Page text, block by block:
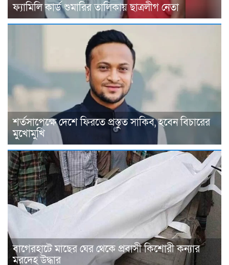
ফ্যামিলি কার্ড শুমারির তালিকায় ছাত্রলীগ নেতা
শর্তসাপেক্ষে দেশে ফিরতে প্রস্তুত সাকিব, হবেন বিচারের
মুখোমুখি
বাগেরহাটে মাছের ঘের থেকে প্রবাসী কিশোরী কন্যার
মরদেহ উদ্ধার